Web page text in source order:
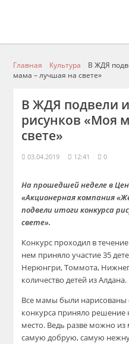
Главная Культура
В ЖДЯ
мама – лучшая на свете»
В ЖДЯ подвели
рисунков «Моя
свете»
03.04.2019 12:41 0
На прошедшей неделе в
«Акционерная компания
подвели итоги конкурса
свете».
Конкурс проходил в
нем приняло участие 35
Нерюнгри, Томмота,
количество детей из Алдана.
Все мамы были
конкурса приняло
место. Ведь разве можно
самую добрую, самую